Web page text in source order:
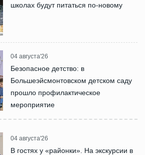
школах будут питаться по-новому
04 августа'26
Безопасное детство: в
Большеэйсмонтовском детском саду
прошло профилактическое
мероприятие
04 августа'26
В гостях у «районки». На экскурсии в